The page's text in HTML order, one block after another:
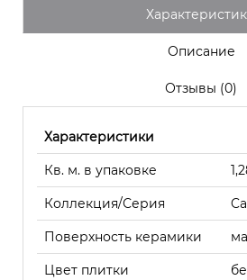
Описание
Отзывы (0)
Характеристики
Кв. м. в упаковке
Коллекция/Серия
Поверхность керамики
Цвет плитки